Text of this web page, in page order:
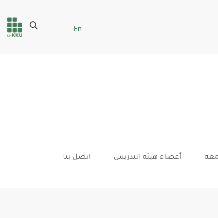
En
Header
Main Menu
Search
أعضاء هيئة التدريس اتصل بنا